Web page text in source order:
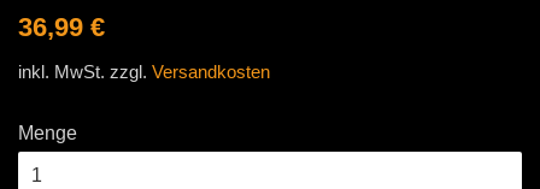
Normaler
36,99 €
inkl. MwSt. zzgl. Versandkosten
Menge